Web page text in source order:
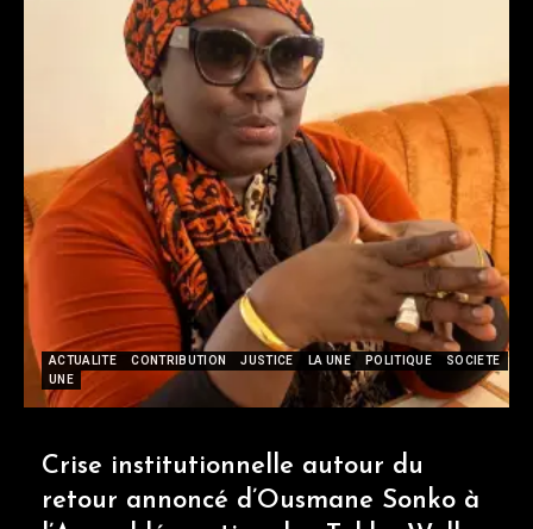
ACTUALITE CONTRIBUTION JUSTICE LA UNE POLITIQUE
SOCIETE
UNE
Crise institutionnelle autour du
retour annoncé d’Ousmane Sonko à